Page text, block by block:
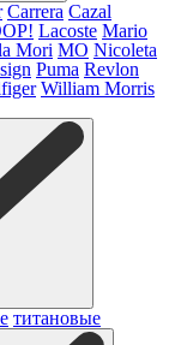
Carrera Cazal
Lacoste Mario
Mori MO Nicoleta
Puma Revlon
William Morris
титановые